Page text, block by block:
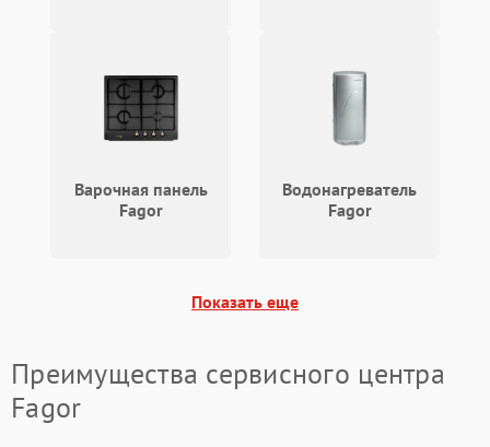
Варочная панель
Fagor
Водонагреватель
Fagor
Показать еще
Преимущества сервисного центра
Fagor